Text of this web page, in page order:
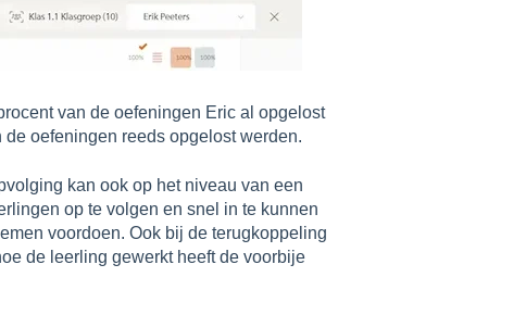
van de oefeningen Eric al opgelost
oefeningen reeds opgelost werden.
kan ook op het niveau van een
op te volgen en snel in te kunnen
voordoen. Ook bij de terugkoppeling
de leerling gewerkt heeft de voorbije